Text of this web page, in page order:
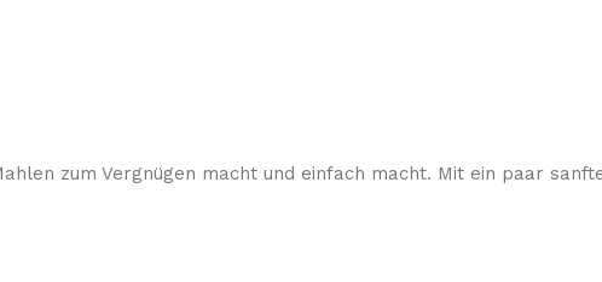
zum Vergnügen macht und einfach macht. Mit ein paar